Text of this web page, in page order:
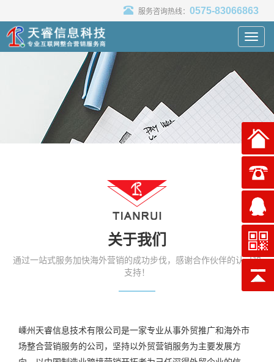
服务咨询热线： 0575-83066863
关于我们
通过一站式服务加快海外营销的成功步伐，感谢合作伙伴的认可和
支持！
嵊州天睿信息技术有限公司是一家专业从事外贸推广和海外市
场整合营销服务的公司，坚持以外贸营销服务为主要发展方